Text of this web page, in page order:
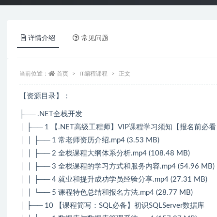
详情介绍 常见问题
当前位置： 首页 IT编程课程 正文
【资源目录】：
├── .NET全栈开发
│ ├── 1 【.NET高级工程师】VIP课程学习须知【报名前必
│ │ ├── 1 常老师资历介绍.mp4 (3.53 MB)
│ │ ├── 2 全栈课程大纲体系分析.mp4 (108.48 MB)
│ │ ├── 3 全栈课程的学习方式和服务内容.mp4 (54.96 MB)
│ │ ├── 4 就业和提升成功学员经验分享.mp4 (27.31 MB)
│ │ └── 5 课程特色总结和报名方法.mp4 (28.77 MB)
│ ├── 10 【课程简写：SQL必备】初识SQLServer数据库